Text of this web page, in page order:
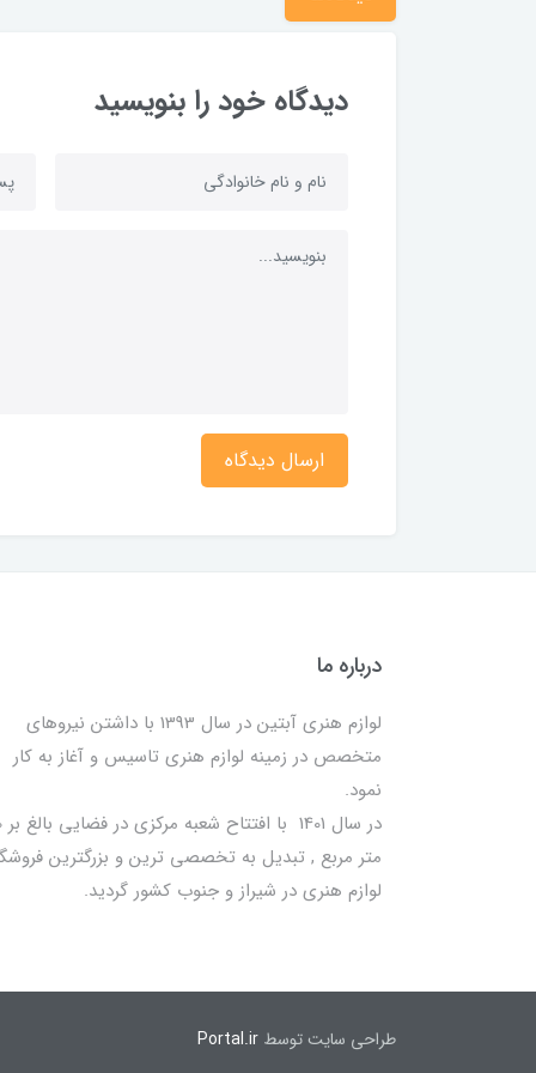
دیدگاه خود را بنویسید
ارسال دیدگاه
درباره ما
لوازم هنری آبتین در سال 1393 با داشتن نیروهای
متخصص در زمینه لوازم هنری تاسیس و آغاز به کار
نمود.
در
متر مربع , تبدیل به تخصصی ترین و بزرگترین
لوازم هنری در شیراز و جنوب کشور گردید.
طراحی سایت توسط Portal.ir